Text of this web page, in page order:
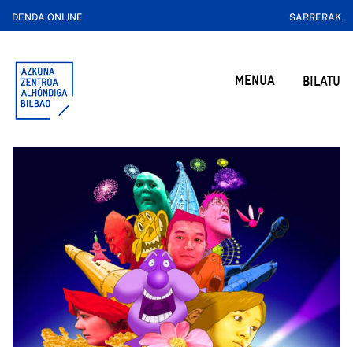
DENDA ONLINE SARRERAK
MENUA BILATU